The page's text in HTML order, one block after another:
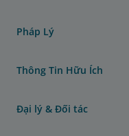
Pháp Lý
Thông Tin Hữu Ích
Đại lý & Đối tác